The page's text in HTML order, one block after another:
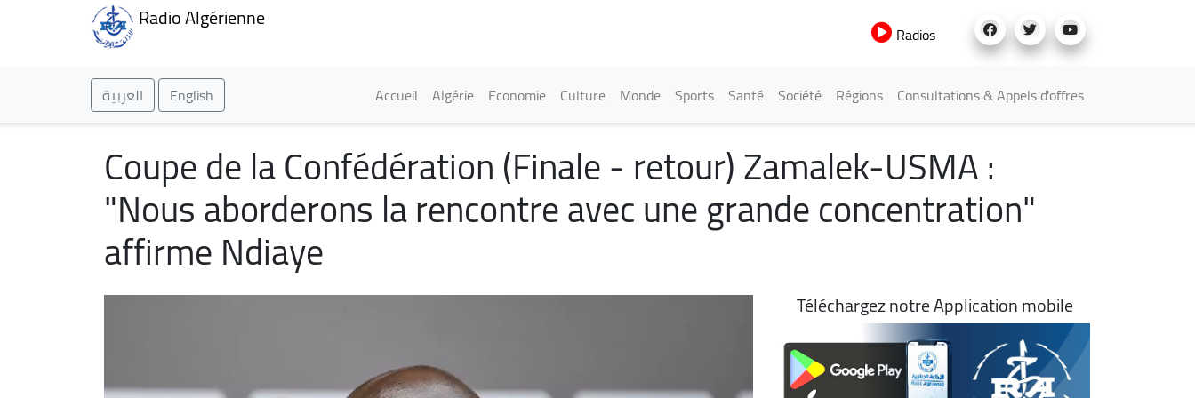
Radio Algérienne
Radios
العربية English Main navigation
Accueil Algérie Economie Culture Monde Sports Santé Société Régions Consultations & Appels d'offres
Coupe de la Confédération (Finale - retour) Zamalek-USMA :
"Nous aborderons la rencontre avec une grande concentration"
affirme Ndiaye
Téléchargez notre Application mobile